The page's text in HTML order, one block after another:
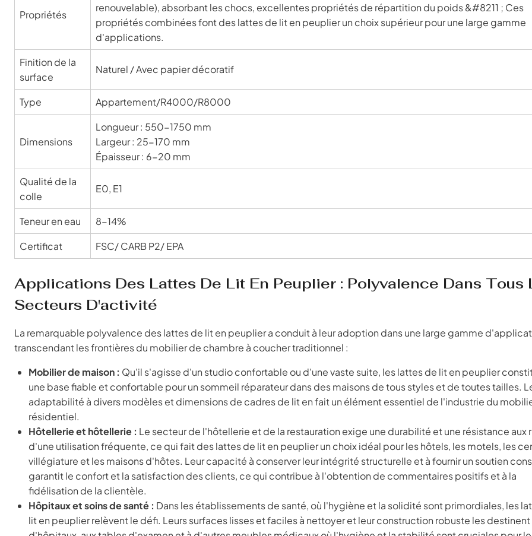
Propriétés
renouvelable), absorbant les chocs, excellentes propriétés de répartition du poids &#8211 ; Ces
propriétés combinées font des lattes de lit en peuplier un choix supérieur pour une large gamme
d'applications.
Finition de la
surface
Naturel / Avec papier décoratif
Type Appartement/R4000/R8000
Dimensions
Longueur : 550-1750 mm
Largeur : 25-170 mm
Épaisseur : 6-20 mm
Qualité de la
colle
E0, E1
Teneur en eau
8-14%
Certificat
FSC/ CARB P2/ EPA
Applications Des Lattes De Lit En Peuplier : Polyvalence Dans Tous
Secteurs D'activité
La remarquable polyvalence des lattes de lit en peuplier a conduit à leur adoption dans une large gamme
transcendant les frontières du mobilier de chambre à coucher traditionnel :
Mobilier de maison : Qu'il s'agisse d'un studio confortable ou d'une vaste suite, les lattes de lit en peuplier
une base fiable et confortable pour un sommeil réparateur dans des maisons de tous styles et de toutes tailles.
adaptabilité à divers modèles et dimensions de cadres de lit en fait un élément essentiel de l'industrie du
résidentiel.
Hôtellerie et hôtellerie : Le secteur de l'hôtellerie et de la restauration exige une durabilité et une résistance aux
d'une utilisation fréquente, ce qui fait des lattes de lit en peuplier un choix idéal pour les hôtels, les motels, les
villégiature et les maisons d'hôtes. Leur capacité à conserver leur intégrité structurelle et à fournir un soutien
garantit le confort et la satisfaction des clients, ce qui contribue à l'obtention de commentaires positifs et à la
fidélisation de la clientèle.
Hôpitaux et soins de santé : Dans les établissements de santé, où l'hygiène et la solidité sont primordiales, les
lit en peuplier relèvent le défi. Leurs surfaces lisses et faciles à nettoyer et leur construction robuste les destinent